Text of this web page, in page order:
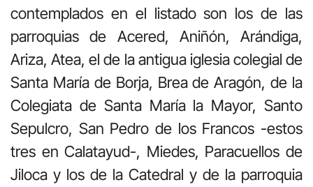
contemplados en el listado son los de las
parroquias de Acered, Aniñón, Arándiga,
Ariza, Atea, el de la antigua iglesia colegial de
Santa María de Borja, Brea de Aragón, de la
Colegiata de Santa María la Mayor, Santo
Sepulcro, San Pedro de los Francos -estos
tres en Calatayud-, Miedes, Paracuellos de
Jiloca y los de la Catedral y de la parroquia